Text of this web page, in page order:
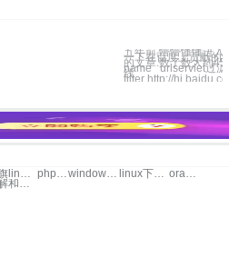
五年前,懵懵懂懂进
一下在百度上贡献的
的文章.数了数大约
name urlservlet过滤
线
filter http://
红旗linux卸载 php安装卸载 windows下的ftp服务器 linux下的web服务器 oracle9i登录
理解和使用Oracle 8i分析工具LogMiner